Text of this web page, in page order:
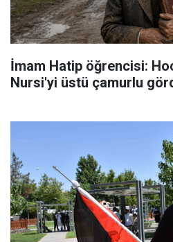
İmam Hatip öğrencisi:
Nursi'yi üstü çamurlu